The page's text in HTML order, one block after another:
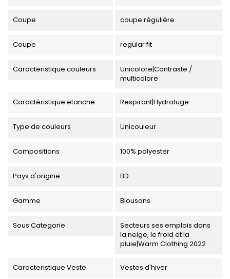
Coupe coupe régulière
Coupe regular fit
Caracteristique couleurs
Unicolore|Contraste /
multicolore
Caractéristique etanche Respirant|Hydrofuge
Type de couleurs Unicouleur
Compositions 100% polyester
Pays d'origine BD
Gamme Blousons
Sous Categorie
Secteurs ses emplois dans
la neige, le froid et la
pluie|Warm Clothing 2022
Caracteristique Veste Vestes d'hiver